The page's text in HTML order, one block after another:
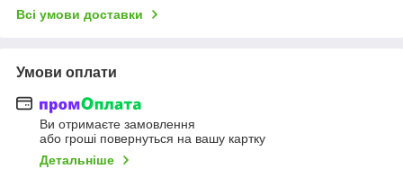
Всі умови доставки
Умови оплати
Ви отримаєте замовлення
або гроші повернуться на вашу картку
Детальніше